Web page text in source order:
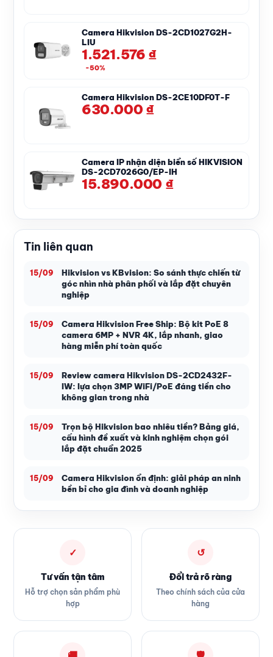
Camera Hikvision DS-2CD1027G2H-
LIU
1.521.576 ₫
-50%
Camera Hikvision DS-2CE10DF0T-F
630.000 ₫
Camera IP nhận diện biển số HIKVISION
DS-2CD7026G0/EP-IH
15.890.000 ₫
Tin liên quan
15/09
Hikvision vs KBvision: So sánh thực chiến từ
góc nhìn nhà phân phối và lắp đặt chuyên
nghiệp
15/09
Camera Hikvision Free Ship: Bộ kit PoE 8
camera 6MP + NVR 4K, lắp nhanh, giao
hàng miễn phí toàn quốc
15/09
Review camera Hikvision DS-2CD2432F-
IW: lựa chọn 3MP WiFi/PoE đáng tiền cho
không gian trong nhà
15/09
Trọn bộ Hikvision bao nhiêu tiền? Bảng giá,
cấu hình đề xuất và kinh nghiệm chọn gói
lắp đặt chuẩn 2025
15/09
Camera Hikvision ổn định: giải pháp an ninh
bền bỉ cho gia đình và doanh nghiệp
✓
Tư vấn tận tâm
Hỗ trợ chọn sản phẩm phù
hợp
↺
Đổi trả rõ ràng
Theo chính sách của cửa
hàng